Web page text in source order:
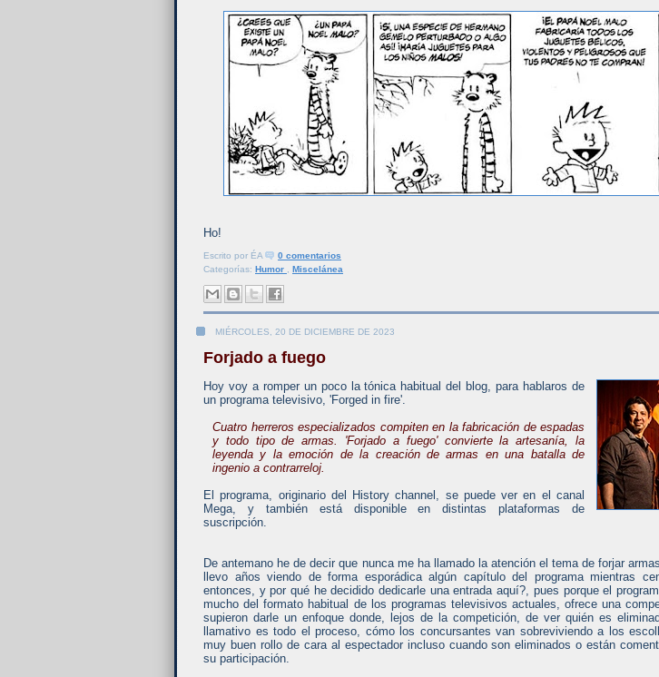
Ho!
Escrito por ÉA
0 comentarios
Categorías: Humor Miscelánea
MIÉRCOLES, 20 DE DICIEMBRE DE 2023
Forjado a fuego
Hoy voy a romper un poco la tónica habitual del blog, para hablaros de
un programa televisivo, 'Forged in fire'.
Cuatro herreros especializados compiten en la fabricación de espadas
y todo tipo de armas. 'Forjado a fuego' convierte la artesanía, la
leyenda y la emoción de la creación de armas en una batalla de
ingenio a contrarreloj.
El programa, originario del History channel, se puede ver en el canal
Mega, y también está disponible en distintas plataformas de
suscripción.
De antemano he de decir que nunca me ha llamado la atención el tema de forjar
llevo años viendo de forma esporádica algún capítulo del programa mientras
entonces, y por qué he decidido dedicarle una entrada aquí?, pues porque el
mucho del formato habitual de los programas televisivos actuales, ofrece una
supieron darle un enfoque donde, lejos de la competición, de ver quién es
llamativo es todo el proceso, cómo los concursantes van sobreviviendo a los
muy buen rollo de cara al espectador incluso cuando son eliminados o están
su participación.